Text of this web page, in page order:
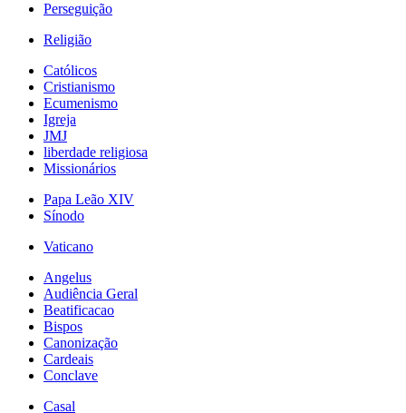
Perseguição
Religião
Católicos
Cristianismo
Ecumenismo
Igreja
JMJ
liberdade religiosa
Missionários
Papa Leão XIV
Sínodo
Vaticano
Angelus
Audiência Geral
Beatificacao
Bispos
Canonização
Cardeais
Conclave
Casal